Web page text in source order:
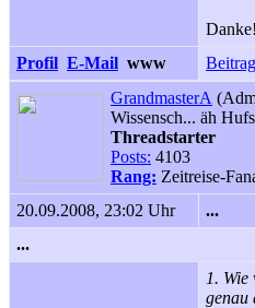
Danke!
Profil E-Mail www
GrandmasterA
Wissensch... äh
Threadstarter
Posts: 4103
Rang: Zeitreise-
20.09.2008, 23:02 Uhr
...
...
1. Wie
genau